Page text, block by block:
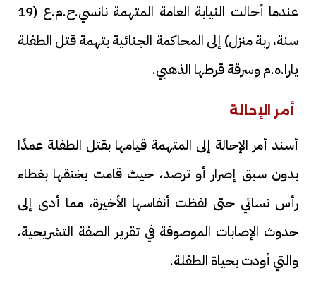
عندما أحالت النيابة العامة المتهمة نانسي.ح.م.ع (19
سنة، ربة منزل) إلى المحاكمة الجنائية بتهمة قتل الطفلة
يارا.ه.م وسرقة قرطها الذهبي.
أمر الإحالة
أسند أمر الإحالة إلى المتهمة قيامها بقتل الطفلة عمدًا
بدون سبق إصرار أو ترصد، حيث قامت بخنقها بغطاء
رأس نسائي حتى لفظت أنفاسها الأخيرة، مما أدى إلى
حدوث الإصابات الموصوفة في تقرير الصفة التشريحية،
والتي أودت بحياة الطفلة.